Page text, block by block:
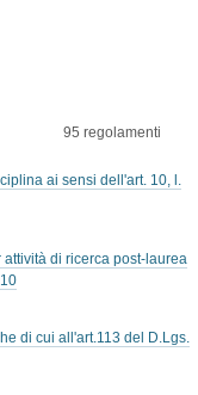
95 regolamenti
ai sensi dell'art. 10, l.
di ricerca post-laurea
di cui all'art.113 del D.Lgs.